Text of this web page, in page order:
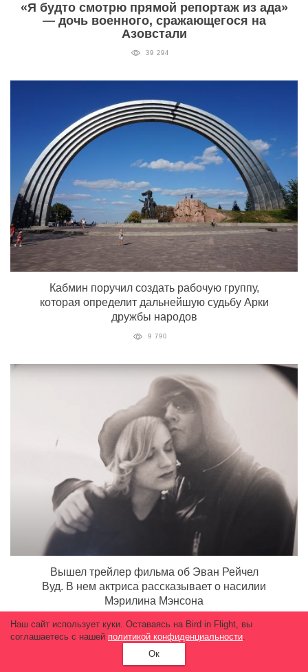
«Я будто смотрю прямой репортаж из ада»
— дочь военного, сражающегося на
Азовстали
39 294
Кабмин поручил создать рабочую группу,
которая определит дальнейшую судьбу Арки
дружбы народов
9 790
Вышел трейлер фильма об Эван Рейчел
Вуд. В нем актриса рассказывает о насилии
Мэрилина Мэнсона
Наш сайт использует куки. Оставаясь на Bird in Flight, вы
соглашаетесь с нашей политикой конфиденциальности.
Ок